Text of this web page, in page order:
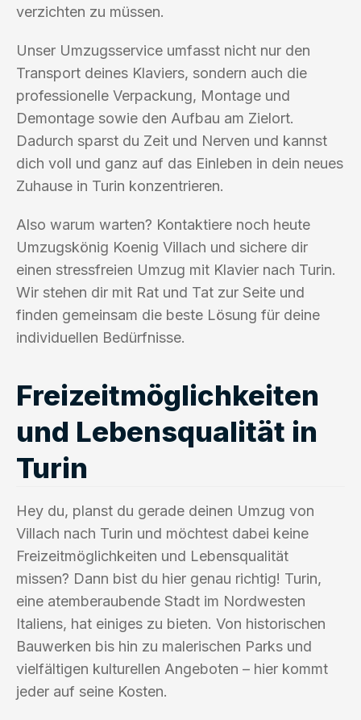
verzichten zu müssen.
Unser Umzugsservice umfasst nicht nur den
Transport deines Klaviers, sondern auch die
professionelle Verpackung, Montage und
Demontage sowie den Aufbau am Zielort.
Dadurch sparst du Zeit und Nerven und kannst
dich voll und ganz auf das Einleben in dein neues
Zuhause in Turin konzentrieren.
Also warum warten? Kontaktiere noch heute
Umzugskönig Koenig Villach und sichere dir
einen stressfreien Umzug mit Klavier nach Turin.
Wir stehen dir mit Rat und Tat zur Seite und
finden gemeinsam die beste Lösung für deine
individuellen Bedürfnisse.
Freizeitmöglichkeiten
und Lebensqualität in
Turin
Hey du, planst du gerade deinen Umzug von
Villach nach Turin und möchtest dabei keine
Freizeitmöglichkeiten und Lebensqualität
missen? Dann bist du hier genau richtig! Turin,
eine atemberaubende Stadt im Nordwesten
Italiens, hat einiges zu bieten. Von historischen
Bauwerken bis hin zu malerischen Parks und
vielfältigen kulturellen Angeboten – hier kommt
jeder auf seine Kosten.